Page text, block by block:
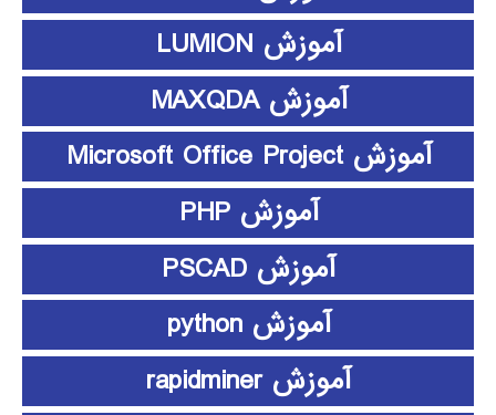
آموزش LUMION
آموزش MAXQDA
آموزش Microsoft Office Project
آموزش PHP
آموزش PSCAD
آموزش python
آموزش rapidminer